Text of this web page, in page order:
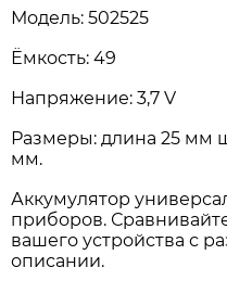
Модель: 502525
Ёмкость: 49
Напряжение: 3,7 V
Размеры: длина 25 мм
мм.
Аккумулятор
приборов.
вашего устройства с
описании.